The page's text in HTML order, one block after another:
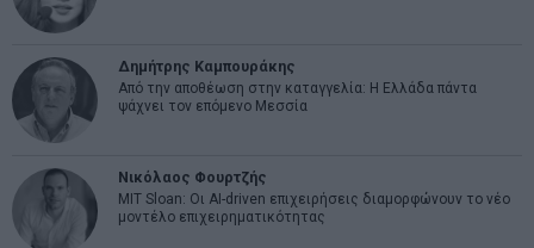
Δημήτρης Καμπουράκης
Από την αποθέωση στην καταγγελία: Η Ελλάδα πάντα
ψάχνει τον επόμενο Μεσσία
Νικόλαος Φουρτζής
MIT Sloan: Οι AI-driven επιχειρήσεις διαμορφώνουν το νέο
μοντέλο επιχειρηματικότητας